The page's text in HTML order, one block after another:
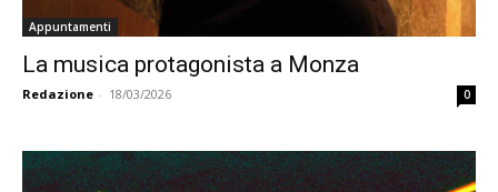
Appuntamenti
La musica protagonista a Monza
Redazione - 18/03/2026 0